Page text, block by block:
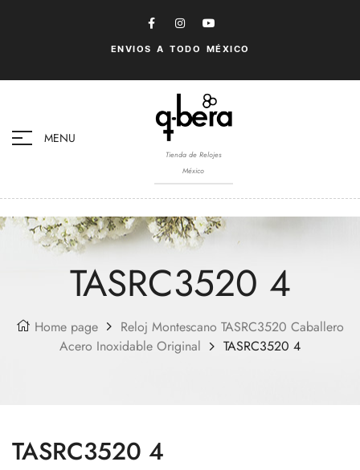
ENVIOS A TODO MÉXICO
MENU
Tienda de Relojes
México
TASRC3520 4
Home page
Reloj Montescano TASRC3520 Caballero
Acero Inoxidable Original
TASRC3520 4
TASRC3520 4